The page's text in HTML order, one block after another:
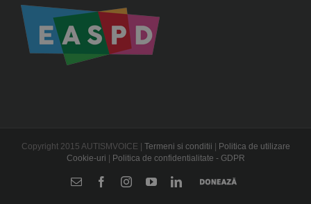
Copyright 2015 AUTISMVOICE | Termeni si conditii | Politica de utilizare
Cookie-uri | Politica de confidentialitate - GDPR
E-
FacebookInstagramYouTubeLinkedIn
Donează